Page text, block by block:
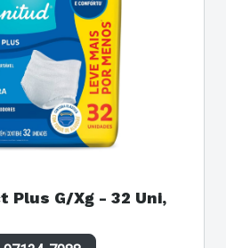
Plus G/Xg - 32 Uni,